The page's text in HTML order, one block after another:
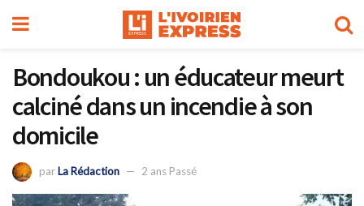
Bondoukou : un éducateur meurt
calciné dans un incendie à son
domicile
parLa Rédaction 2 ans Passé